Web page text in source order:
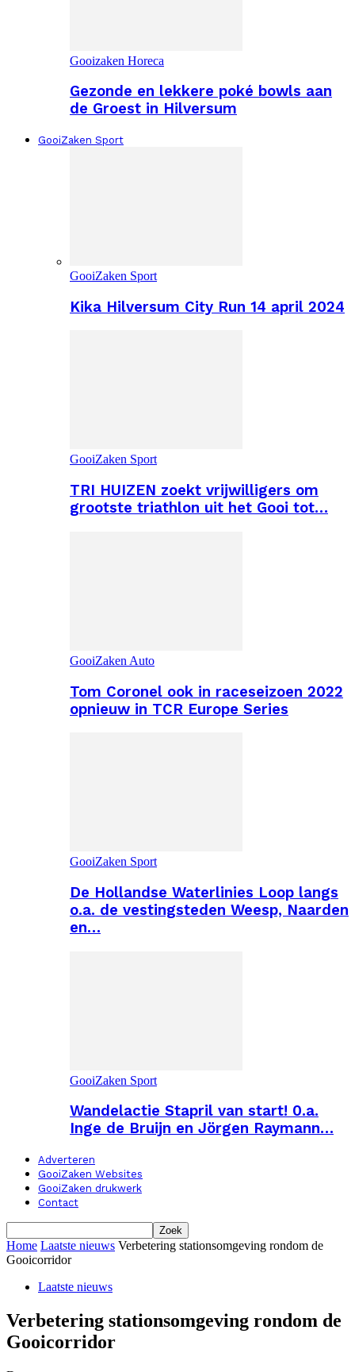
Gooizaken Horeca
Gezonde en lekkere poké bowls aan
de Groest in Hilversum
GooiZaken Sport
GooiZaken Sport
Kika Hilversum City Run 14 april 2024
GooiZaken Sport
TRI HUIZEN zoekt vrijwilligers om
grootste triathlon uit het Gooi tot…
GooiZaken Auto
Tom Coronel ook in raceseizoen 2022
opnieuw in TCR Europe Series
GooiZaken Sport
De Hollandse Waterlinies Loop langs
o.a. de vestingsteden Weesp, Naarden
en…
GooiZaken Sport
Wandelactie Stapril van start! 0.a.
Inge de Bruijn en Jörgen Raymann…
Adverteren
GooiZaken Websites
GooiZaken drukwerk
Contact
Home Laatste nieuws Verbetering stationsomgeving rondom de
Gooicorridor
Laatste nieuws
Verbetering stationsomgeving rondom de
Gooicorridor